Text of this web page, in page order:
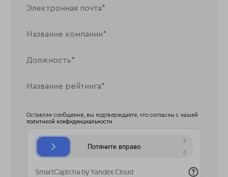
Оставляя сообщение, вы подтверждаете, что согласны с нашей
политикой конфиденциальности